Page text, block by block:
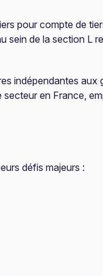
pour compte de
sein de la section L
indépendantes
en France,
défis majeurs :